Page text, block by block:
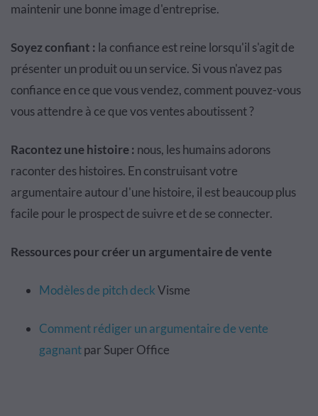
maintenir une bonne image d'entreprise.
Soyez confiant : la confiance est reine lorsqu'il s'agit de
présenter un produit ou un service. Si vous n'avez pas
confiance en ce que vous vendez, comment pouvez-vous
vous attendre à ce que vos ventes aboutissent ?
Racontez une histoire : nous, les humains adorons
raconter des histoires. En construisant votre
argumentaire autour d'une histoire, il est beaucoup plus
facile pour le prospect de suivre et de se connecter.
Ressources pour créer un argumentaire de vente
Modèles de pitch deckVisme
Comment rédiger un argumentaire de vente
gagnantpar Super Office